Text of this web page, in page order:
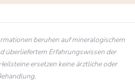
beruhen auf mineralogischem
überliefertem Erfahrungswissen der
ersetzen keine ärztliche oder